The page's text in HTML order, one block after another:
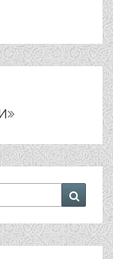
Поиск